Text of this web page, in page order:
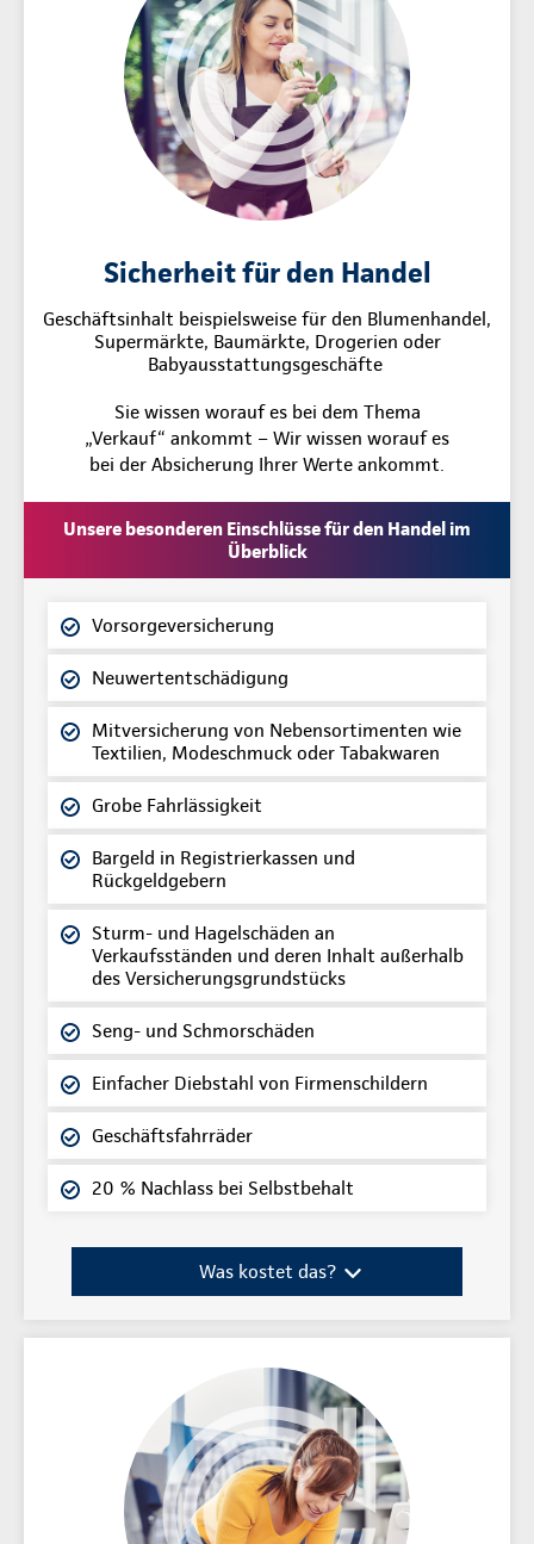
Sicherheit für den Handel
Geschäftsinhalt beispielsweise für den Blumenhandel,
Supermärkte, Baumärkte, Drogerien oder
Babyausstattungsgeschäfte
Sie wissen worauf es bei dem Thema
„Verkauf“ ankommt – Wir wissen worauf es
bei der Absicherung Ihrer Werte ankommt.
Unsere besonderen Einschlüsse für den Handel im
Überblick
Vorsorgeversicherung
Neuwertentschädigung
Mitversicherung von Nebensortimenten wie
Textilien, Modeschmuck oder Tabakwaren
Grobe Fahrlässigkeit
Bargeld in Registrierkassen und
Rückgeldgebern
Sturm- und Hagelschäden an
Verkaufsständen und deren Inhalt außerhalb
des Versicherungsgrundstücks
Seng- und Schmorschäden
Einfacher Diebstahl von Firmenschildern
Geschäftsfahrräder
20 % Nachlass bei Selbstbehalt
Was kostet das?